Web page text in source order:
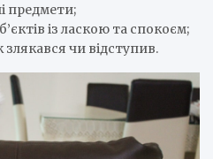
предмети;
із ласкою та спокоєм;
чи відступив.